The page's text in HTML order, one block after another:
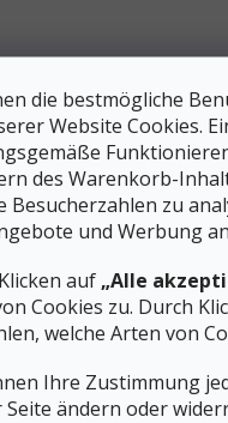
die bestmögliche
Website Cookies.
des Warenkorb-
Besucherzahlen zu
und Werbung
auf „Alle
Cookies zu. Durch
welche Arten von
Ihre Zustimmung
Seite ändern oder